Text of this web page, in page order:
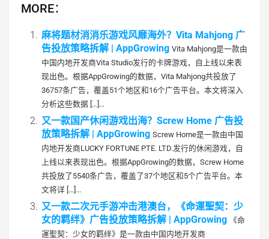
MORE：
麻将题材消消乐游戏风靡海外？Vita Mahjong 广
告投放策略拆解 | AppGrowing Vita Mahjong是一款由
中国内地开发商Vita Studio发行的卡牌游戏，自上线以来表
现出色。根据AppGrowing的数据，Vita Mahjong共投放了
36757条广告，覆盖51个地区和16个广告平台。本文将深入
分析这些数据 […]...
又一款国产休闲游戏出海？Screw Home 广告投
放策略拆解 | AppGrowing Screw Home是一款由中国
内地开发商LUCKY FORTUNE PTE. LTD.发行的休闲游戏，自
上线以来表现出色。根据AppGrowing的数据，Screw Home
共投放了5540条广告，覆盖了37个地区和5个广告平台。本
文将详 […]...
又一款二次元手游冲击港澳台，《命運聖契：少
女的羁绊》广告投放策略拆解 | AppGrowing
《命
運聖契：少女的羁绊》是一款由中国内地开发商